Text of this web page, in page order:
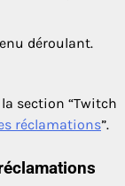
déroulant.
section “Twitch
réclamations”.